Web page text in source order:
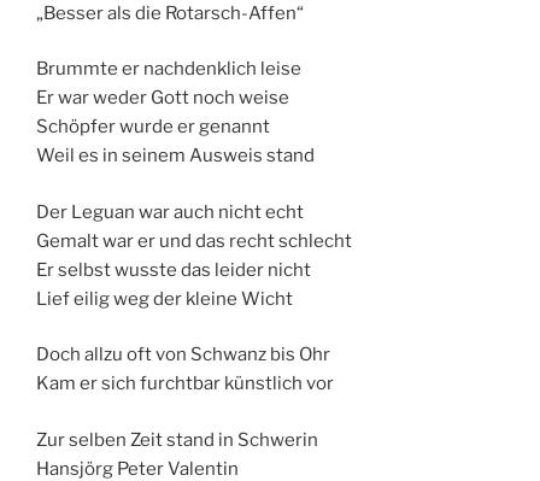
„Besser als die Rotarsch-Affen“
Brummte er nachdenklich leise
Er war weder Gott noch weise
Schöpfer wurde er genannt
Weil es in seinem Ausweis stand
Der Leguan war auch nicht echt
Gemalt war er und das recht schlecht
Er selbst wusste das leider nicht
Lief eilig weg der kleine Wicht
Doch allzu oft von Schwanz bis Ohr
Kam er sich furchtbar künstlich vor
Zur selben Zeit stand in Schwerin
Hansjörg Peter Valentin